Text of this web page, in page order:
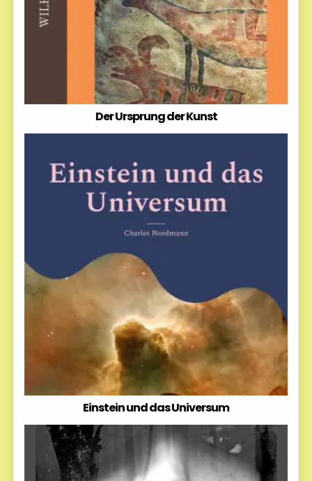
Der Ursprung der Kunst
Einstein und das Universum